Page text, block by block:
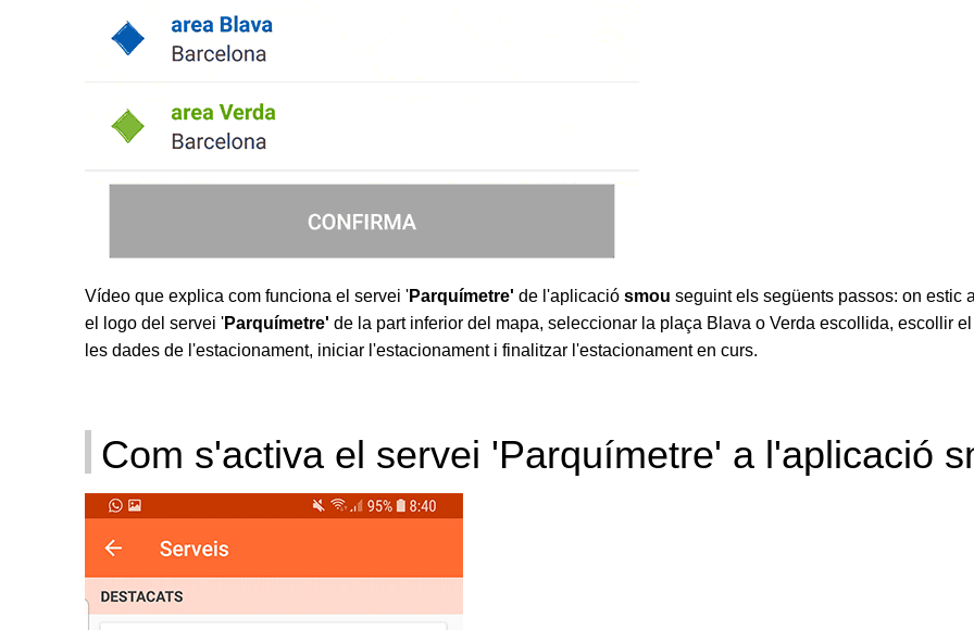
Vídeo que explica com funciona el servei 'Parquímetre' de l'aplicació smou seguint els següents passos: on estic
el logo del servei 'Parquímetre' de la part inferior del mapa, seleccionar la plaça Blava o Verda escollida, escollir
les dades de l'estacionament, iniciar l'estacionament i finalitzar l'estacionament en curs.
Com s'activa el servei 'Parquímetre' a l'aplicació